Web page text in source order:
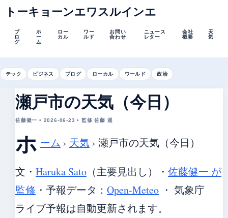
トーキョーンエワスルインエ
ブ
ロ
グ
ホ
ー
ム
ロー
カル
ワー
ルド
お問い
合わせ
ニュース
レター
会社
概要
天
気
テック ビジネス ブログ ローカル ワールド 政治
瀬戸市の天気（今日）
佐藤健一 • 2026-06-23 • 監修 佐藤 遥
ホ ーム › 天気 › 瀬戸市の天気（今日）
文・ Haruka Sato （主要見出し） ・ 佐藤健一 が
監修 ・ 予報データ： Open-Meteo ・ 気象庁
ライブ予報は自動更新されます。